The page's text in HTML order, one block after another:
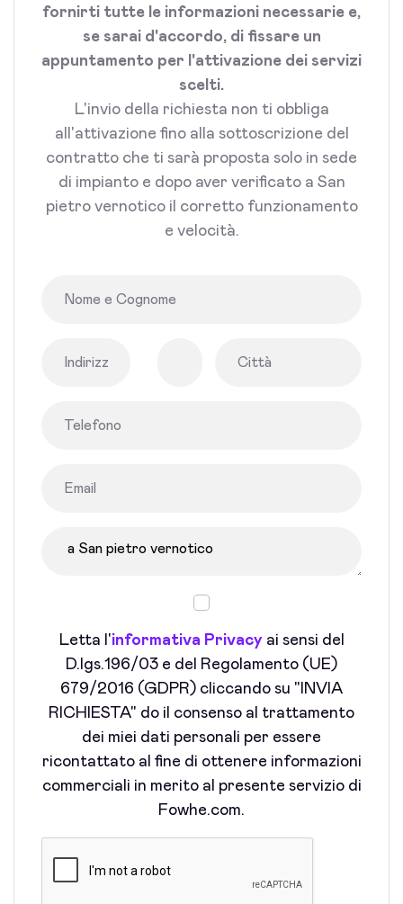
fornirti tutte le informazioni necessarie e,
se sarai d'accordo, di fissare un
appuntamento per l'attivazione dei servizi
scelti.
L'invio della richiesta non ti obbliga
all'attivazione fino alla sottoscrizione del
contratto che ti sarà proposta solo in sede
di impianto e dopo aver verificato a San
pietro vernotico il corretto funzionamento
e velocità.
Letta l'informativa Privacyai sensi del
D.lgs.196/03 e del Regolamento (UE)
679/2016 (GDPR) cliccando su "INVIA
RICHIESTA" do il consenso al trattamento
dei miei dati personali per essere
ricontattato al fine di ottenere informazioni
commerciali in merito al presente servizio di
Fowhe.com.